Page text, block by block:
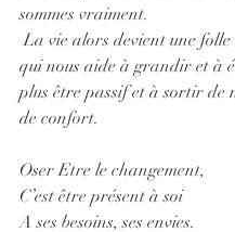
sommes vraiment.
La vie alors devient une folle aventure
qui nous aide à grandir et à
plus être passif et à sortir de
de confort.
Oser Etre le changement,
C’est être présent à soi
A ses besoins, ses envies.